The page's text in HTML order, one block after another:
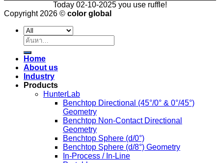
Today 02-10-2025 you use ruffle!
Copyright 2026 © color global
ค้นหา:
Home
About us
Industry
Products
HunterLab
Benchtop Directional (45°/0° & 0°/45°)
Geometry
Benchtop Non-Contact Directional
Geometry
Benchtop Sphere (d/0°)
Benchtop Sphere (d/8°) Geometry
In-Process / In-Line